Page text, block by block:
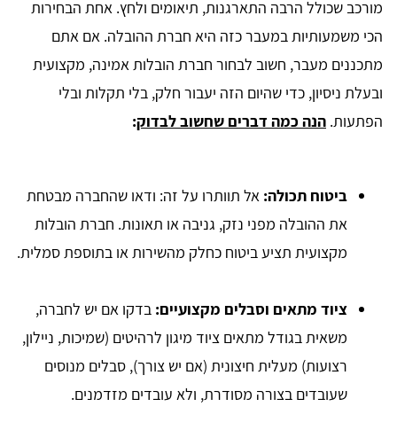
מורכב שכולל הרבה התארגנות, תיאומים ולחץ. אחת הבחירות
הכי משמעותיות במעבר כזה היא חברת ההובלה. אם אתם
מתכננים מעבר, חשוב לבחור חברת הובלות אמינה, מקצועית
ובעלת ניסיון, כדי שהיום הזה יעבור חלק, בלי תקלות ובלי
הפתעות. הנה כמה דברים שחשוב לבדוק:
ביטוח תכולה: אל תוותרו על זה: ודאו שהחברה מבטחת
את ההובלה מפני נזק, גניבה או תאונות. חברת הובלות
מקצועית תציע ביטוח כחלק מהשירות או בתוספת סמלית.
ציוד מתאים וסבלים מקצועיים: בדקו אם יש לחברה,
משאית בגודל מתאים ציוד מיגון לרהיטים (שמיכות, ניילון,
רצועות) מעלית חיצונית (אם יש צורך), סבלים מנוסים
שעובדים בצורה מסודרת, ולא עובדים מזדמנים.